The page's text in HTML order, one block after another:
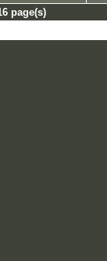
page(s)